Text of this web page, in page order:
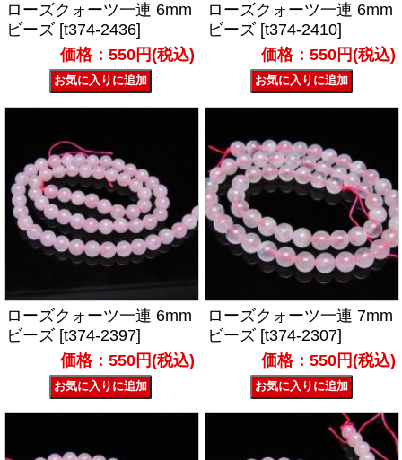
ローズクォーツ一連 6mm
ビーズ [t374-2436]
価格：550円(税込)
ローズクォーツ一連 6mm
ビーズ [t374-2410]
価格：550円(税込)
ローズクォーツ一連 6mm
ビーズ [t374-2397]
価格：550円(税込)
ローズクォーツ一連 7mm
ビーズ [t374-2307]
価格：550円(税込)